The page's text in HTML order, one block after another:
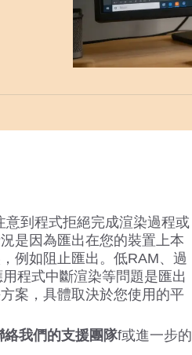
到程式拒絕完成渲染過程或
是因為匯出在您的裝置上本
例如阻止匯出。低RAM、過
程式中斷渲染等問題是匯出
案，具體取決於您使用的平
絡我們的支援團 隊f或進一步的